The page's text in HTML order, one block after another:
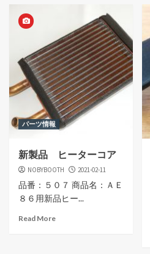
パーツ情報
新製品 ヒーターコア
NOBYBOOTH 2021-02-11
品番：５０７ 商品名：ＡＥ
８６用新品ヒー...
Read More